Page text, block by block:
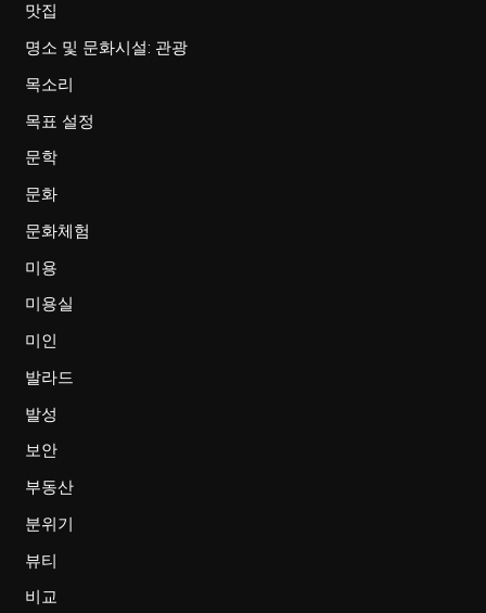
맛집
명소 및 문화시설: 관광
목소리
목표 설정
문학
문화
문화체험
미용
미용실
미인
발라드
발성
보안
부동산
분위기
뷰티
비교